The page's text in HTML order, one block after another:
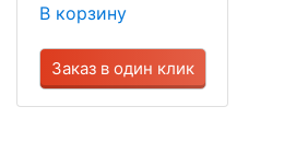
В корзину
Заказ в один клик